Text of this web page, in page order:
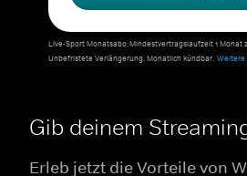
Live-Sport Monatsabo: Mindestvertragslaufzeit 1 Monat
Unbefristete Verlängerung. Monatlich kündbar. Weitere
Gib deinem
Erleb jetzt die Vorteile von